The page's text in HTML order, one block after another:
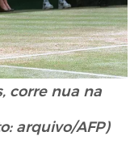
corre nua na
arquivo/AFP)